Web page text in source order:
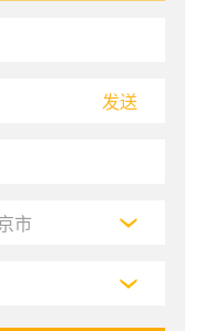
发送